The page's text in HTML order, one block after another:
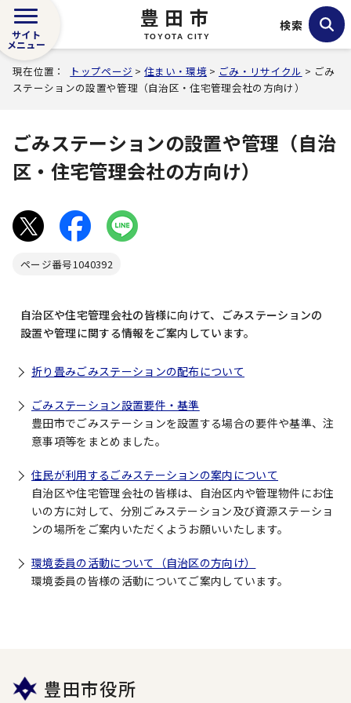
豊田市
TOYOTA CITY
サイト
メニュー
検索
現在位置： トップページ >住まい・環境 > ごみ・リサイクル > ごみ
ステーションの設置や管理（自治区・住宅管理会社の方向け）
ごみステーションの設置や管理（自治
区・住宅管理会社の方向け）
ページ番号1040392
自治区や住宅管理会社の皆様に向けて、ごみステーションの
設置や管理に関する情報をご案内しています。
折り畳みごみステーションの配布について
ごみステーション設置要件・基準
豊田市でごみステーションを設置する場合の要件や基準、注
意事項等をまとめました。
住民が利用するごみステーションの案内について
自治区や住宅管理会社の皆様は、自治区内や管理物件にお住
いの方に対して、分別ごみステーション及び資源ステーショ
ンの場所をご案内いただくようお願いいたします。
環境委員の活動について（自治区の方向け）
環境委員の皆様の活動についてご案内しています。
豊田市役所